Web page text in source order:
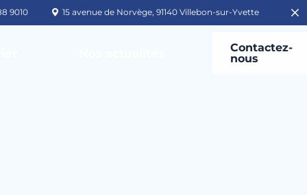
9010 15 avenue de Norvège, 91140 Villebon-sur-Yvette
Contactez-
nous